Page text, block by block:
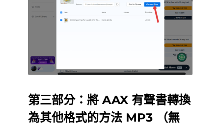
第三部分：將 AAX 有聲書轉換
為其他格式的方法 MP3 （無